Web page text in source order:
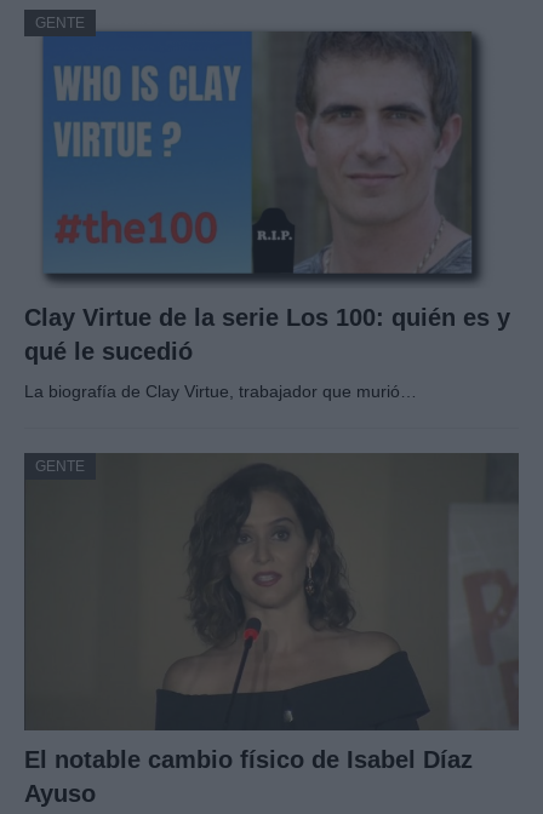
GENTE
Clay Virtue de la serie Los 100: quién es y
qué le sucedió
La biografía de Clay Virtue, trabajador que murió…
GENTE
El notable cambio físico de Isabel Díaz
Ayuso